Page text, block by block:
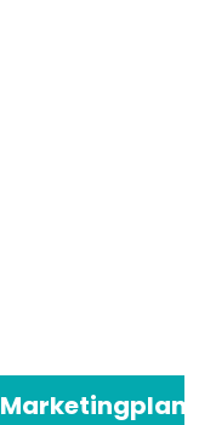
Marketingplan